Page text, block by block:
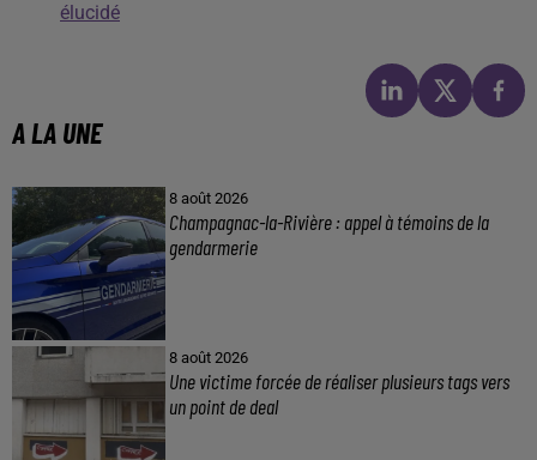
élucidé
A LA UNE
8 août 2026
Champagnac-la-Rivière : appel à témoins de la
gendarmerie
8 août 2026
Une victime forcée de réaliser plusieurs tags vers
un point de deal